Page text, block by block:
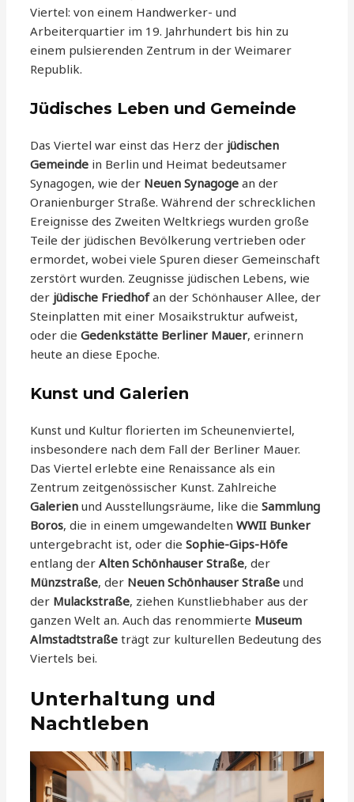
Viertel: von einem Handwerker- und
Arbeiterquartier im 19. Jahrhundert bis hin zu
einem pulsierenden Zentrum in der Weimarer
Republik.
Jüdisches Leben und Gemeinde
Das Viertel war einst das Herz der jüdischen
Gemeinde in Berlin und Heimat bedeutsamer
Synagogen, wie der Neuen Synagoge an der
Oranienburger Straße. Während der schrecklichen
Ereignisse des Zweiten Weltkriegs wurden große
Teile der jüdischen Bevölkerung vertrieben oder
ermordet, wobei viele Spuren dieser Gemeinschaft
zerstört wurden. Zeugnisse jüdischen Lebens, wie
der jüdische Friedhofan der Schönhauser Allee, der
Steinplatten mit einer Mosaikstruktur aufweist,
oder dieGedenkstätte Berliner Mauer, erinnern
heute an diese Epoche.
Kunst und Galerien
Kunst und Kultur florierten im Scheunenviertel,
insbesondere nach dem Fall der Berliner Mauer.
Das Viertel erlebte eine Renaissance als ein
Zentrum zeitgenössischer Kunst. Zahlreiche
Galerien und Ausstellungsräume, like dieSammlung
Boros, die in einem umgewandeltenWWII Bunker
untergebracht ist, oder dieSophie-Gips-Höfe
entlang derAlten Schönhauser Straße, der
Münzstraße, der Neuen Schönhauser Straße und
der Mulackstraße, ziehen Kunstliebhaber aus der
ganzen Welt an. Auch das renommierte Museum
Almstadtstraße trägt zur kulturellen Bedeutung des
Viertels bei.
Unterhaltung und
Nachtleben